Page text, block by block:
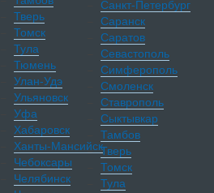
Тверь
Томск
Тула
Тюмень
Улан-Удэ
Ульяновск
Уфа
Хабаровск
Ханты-Мансийск
Чебоксары
Челябинск
Санкт-Петербург
Саранск
Саратов
Севастополь
Симферополь
Смоленск
Ставрополь
Сыктывкар
Тамбов
Тверь
Томск
Тула